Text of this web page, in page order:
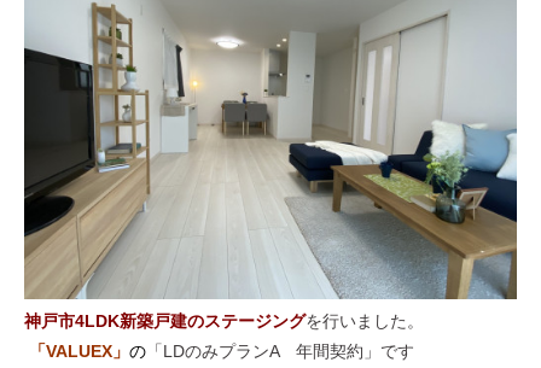
神戸市4LDK新築戸建のステージングを行いました。
「VALUEX 」 の 「LDのみプランA 年間契約」です